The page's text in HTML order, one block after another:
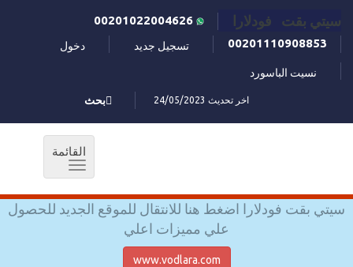
سيتي بقت فودلارا
00201110908853
تسجيل جديد دخول
نسيت الباسورد
اخر تحديث 24/05/2023 بحث
القائمة
Toggle
سيتي بقت فودلارا اضغط هنا للانتقال للموقع الجديد للحصول
علي مميزات اعلي
www.vodlara.com